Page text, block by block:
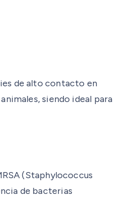
de alto contacto en
siendo ideal para
(Staphylococcus
de bacterias